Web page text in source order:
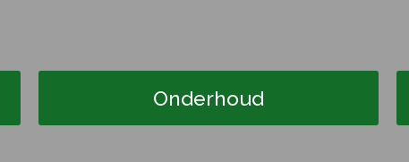
Onderhoud